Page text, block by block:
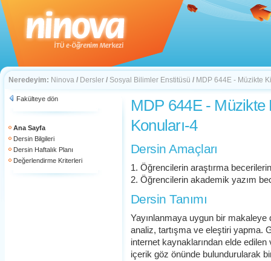
Neredeyim: Ninova / Dersler / Sosyal Bilimler Enstitüsü / MDP 644E - Müzikte
Fakülteye dön
Ana Sayfa
Dersin Bilgileri
Dersin Haftalık Planı
Değerlendirme Kriterleri
MDP 644E - Müzikte
Konuları-4
Dersin Amaçları
1. Öğrencilerin araştırma
2. Öğrencilerin akademik yazım
Dersin Tanımı
Yayınlanmaya uygun bir
analiz, tartışma ve eleştiri yapma.
internet kaynaklarından elde edilen
içerik göz önünde bulundurularak